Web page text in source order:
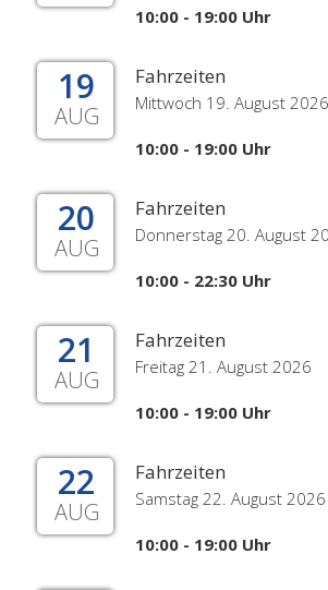
10:00 - 19:00 Uhr
19
AUG
Fahrzeiten
Mittwoch 19. August 2026
10:00 - 19:00 Uhr
20
AUG
Fahrzeiten
Donnerstag 20. August
10:00 - 22:30 Uhr
21
AUG
Fahrzeiten
Freitag 21. August 2026
10:00 - 19:00 Uhr
22
AUG
Fahrzeiten
Samstag 22. August 2026
10:00 - 19:00 Uhr